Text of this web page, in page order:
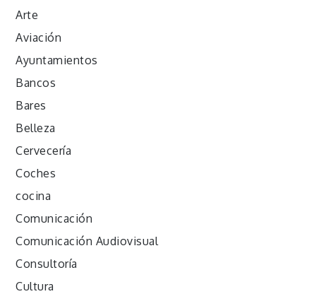
Arte
Aviación
Ayuntamientos
Bancos
Bares
Belleza
Cervecería
Coches
cocina
Comunicación
Comunicación Audiovisual
Consultoría
Cultura